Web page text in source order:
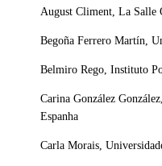
August Climent, La Salle
Begoña Ferrero Martín,
Belmiro Rego, Instituto
Carina González
Espanha
Carla Morais,